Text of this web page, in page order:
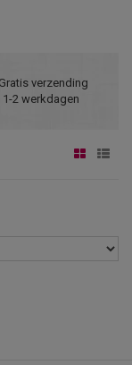
verzending
2 werkdagen